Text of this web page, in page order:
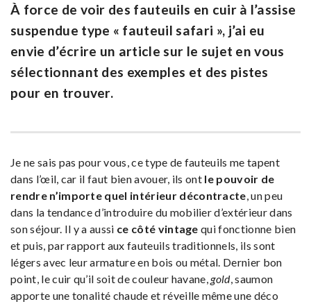
À force de voir des fauteuils en cuir à l’assise
suspendue type « fauteuil safari », j’ai eu
envie d’écrire un article sur le sujet en vous
sélectionnant des exemples et des pistes
pour en trouver.
Je ne sais pas pour vous, ce type de fauteuils me tapent
dans l’œil, car il faut bien avouer, ils ont le pouvoir de
rendre n’importe quel intérieur décontracte , un peu
dans la tendance d’introduire du mobilier d’extérieur dans
son séjour. Il y a aussi ce côté vintage qui fonctionne bien
et puis, par rapport aux fauteuils traditionnels, ils sont
légers avec leur armature en bois ou métal. Dernier bon
point, le cuir qu’il soit de couleur havane,gold, saumon
apporte une tonalité chaude et réveille même une déco